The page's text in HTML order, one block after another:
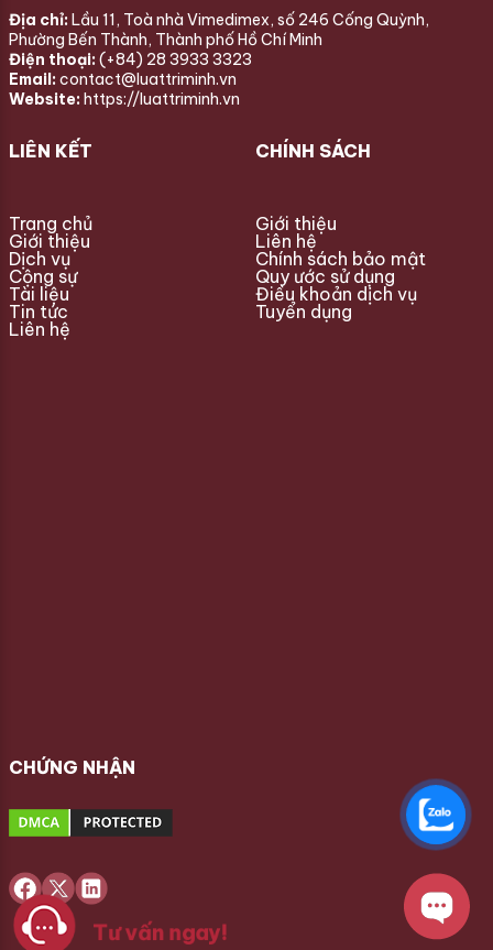
Địa chỉ: Lầu 11, Toà nhà Vimedimex, số 246 Cống Quỳnh,
Phường Bến Thành, Thành phố Hồ Chí Minh
Điện thoại: (+84) 28 3933 3323
Email: contact@luattriminh.vn
Website: https://luattriminh.vn
LIÊN KẾT
Trang chủ
Giới thiệu
Dịch vụ
Cộng sự
Tài liệu
Tin tức
Liên hệ
CHÍNH SÁCH
Giới thiệu
Liên hệ
Chính sách bảo mật
Quy ước sử dụng
Điều khoản dịch vụ
Tuyển dụng
CHỨNG NHẬN
Tư vấn ngay!